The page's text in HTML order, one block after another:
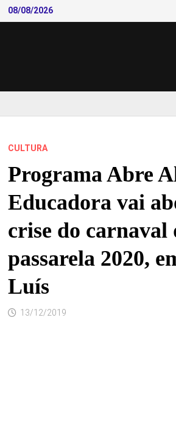
Skip
to
08/08/2026
CULTURA
Programa Abre
Educadora vai
crise do carnaval
passarela 2020,
Luís
13/12/2019